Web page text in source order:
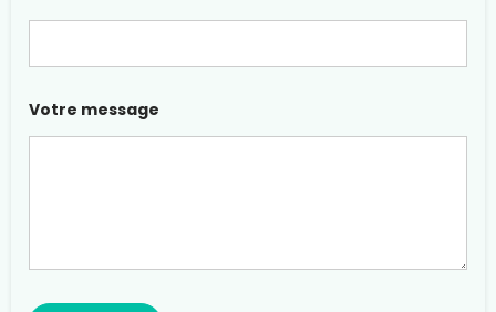
Votre message